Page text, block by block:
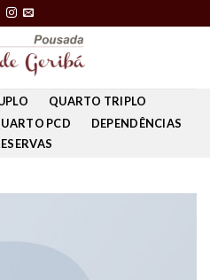
QUARTO TRIPLO
PCD
DEPENDÊNCIAS